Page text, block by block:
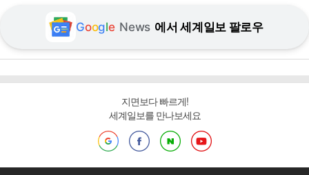
Google News 에서 세계일보 팔로우
지면보다 빠르게!
세계일보를 만나보세요